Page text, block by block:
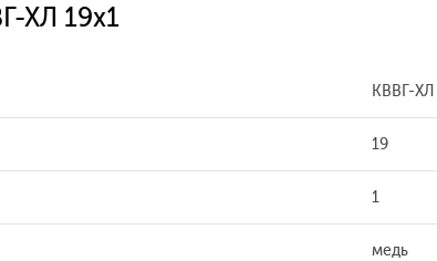
ХЛ 19х1
КВВГ-ХЛ
19
1
медь